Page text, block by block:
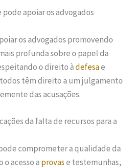
pode apoiar os advogados
os advogados promovendo
profunda sobre o papel da
o direito àdefesae
têm direito a um julgamento
das acusações.
da falta de recursos para a
comprometer a qualidade da
acesso a provase testemunhas,